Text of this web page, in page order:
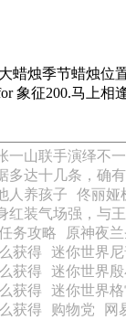
烛季节蜡烛位
象征200.马上
一山联手演绎不
多达十几条，确
人养孩子
佟丽娅
红装气场强，与
务攻略
原神夜
获得
迷你世界
获得
迷你世界
获得
迷你世界
获得
购物党
网